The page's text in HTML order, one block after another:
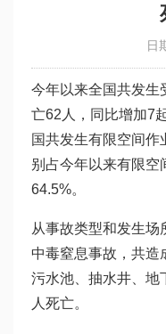
日
今年以来全国共发生
亡62人，同比增加7
国共发生有限空间作
别占今年以来有限空
64.5%。
从事故类型和发生场
中毒窒息事故，共造
污水池、抽水井、地
人死亡。